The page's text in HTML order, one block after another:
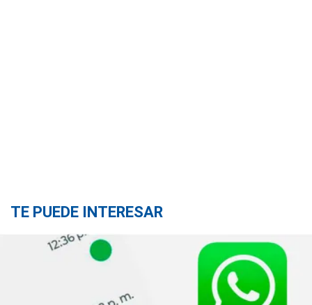
TE PUEDE INTERESAR